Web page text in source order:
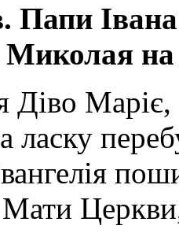
Папи
Миколая на
Діво
ласку